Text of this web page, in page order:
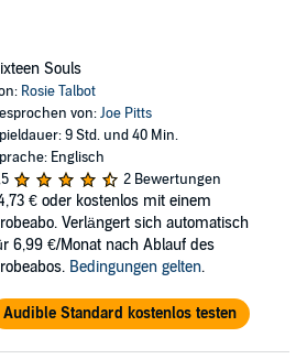
has problems. His crush is dating
spirits in York, the most haunted city in
are ghosts.
seems that famous spirits are
York's haunted streets and alleys.
out of it, but Sam, the irritating new
to track down who -- or what -- is
dark purpose behind these
and his growing feelings for Sam. The
it all to save York's spirits, because this
to complete their devastating plan.
Souls
Rosie Talbot
von:Joe Pitts
9 Std. und 40 Min.
Englisch
2 Bewertungen
€ oder kostenlos mit einem
Verlängert sich automatisch
6,99 €/Monat nach Ablauf des
Bedingungen gelten.
Audible Standard kostenlos testen